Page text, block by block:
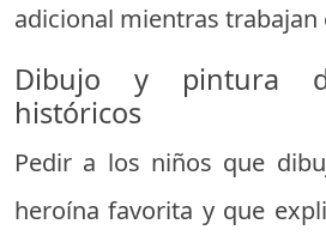
adicional mientras trabajan
Dibujo y pintura
históricos
Pedir a los niños que
heroína favorita y que